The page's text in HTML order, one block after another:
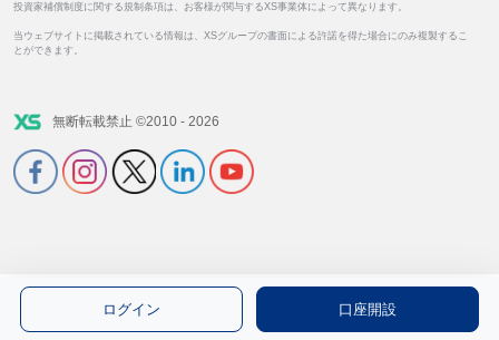
投資家補償制度に関する規制条項は、お客様が関与するXS事業体によって異なります。
当ウェブサイトに掲載されている情報は、XSグループの書面による許諾を得た場合にのみ複製するこ
とができます。
無断転載禁止 ©2010 - 2026
ログイン 口座開設